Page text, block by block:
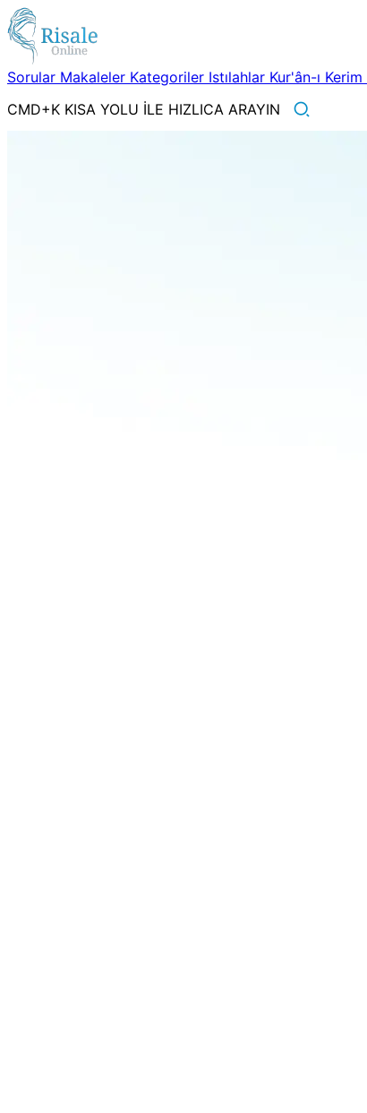
Sorular Makaleler Kategoriler Istılahlar Kur'ân-ı Kerim
CMD+K KISA YOLU İLE HIZLICA ARAYIN